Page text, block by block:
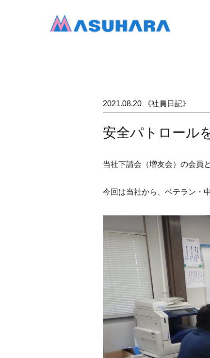
2021.08.20 《社員日記》
安全パトロール
当社下請会（増友会）の会員
今回は当社から、ベテラン・